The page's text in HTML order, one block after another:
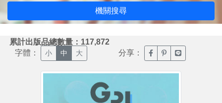
機關搜尋
累計出版品總數量：117,872
字體： 小 中 大 分享： 臉書分享(另開新視窗)
噗浪分享(另開新
Line分享(另